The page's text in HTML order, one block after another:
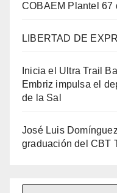
COBAEM Plantel 67
LIBERTAD DE
Inicia el Ultra Trail
Embriz impulsa el
de la Sal
José Luis
graduación del CBT